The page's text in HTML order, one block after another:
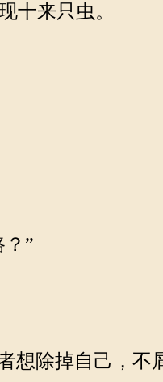
十来只虫。
”
除掉自己，不